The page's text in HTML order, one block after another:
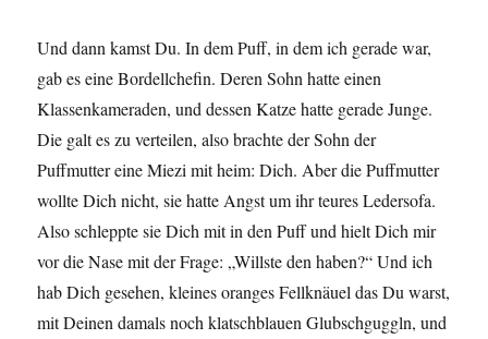
Und dann kamst Du. In dem Puff, in dem ich gerade war,
gab es eine Bordellchefin. Deren Sohn hatte einen
Klassenkameraden, und dessen Katze hatte gerade Junge.
Die galt es zu verteilen, also brachte der Sohn der
Puffmutter eine Miezi mit heim: Dich. Aber die Puffmutter
wollte Dich nicht, sie hatte Angst um ihr teures Ledersofa.
Also schleppte sie Dich mit in den Puff und hielt Dich mir
vor die Nase mit der Frage: „Willste den haben?“ Und ich
hab Dich gesehen, kleines oranges Fellknäuel das Du warst,
mit Deinen damals noch klatschblauen Glubschguggln, und